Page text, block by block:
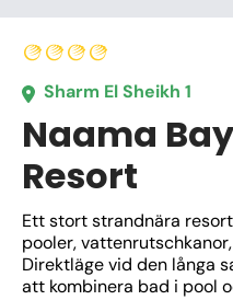
Sharm El Sheikh 1
Naama
Resort
Ett stort strandnära
pooler,
Direktläge vid den långa
att kombinera bad i pool